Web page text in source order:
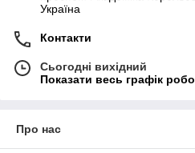
Україна
Контакти
Сьогодні вихідний
Показати весь графік
Про нас